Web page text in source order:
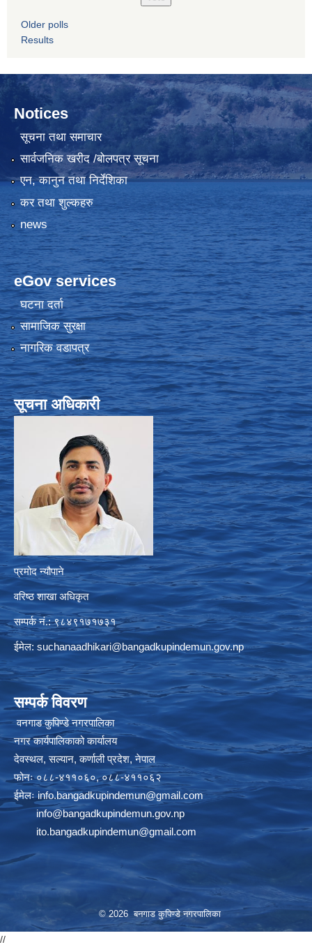
Older polls
Results
Notices
सूचना तथा समाचार
सार्वजनिक खरीद /बोलपत्र सूचना
एन, कानुन तथा निर्देशिका
कर तथा शुल्कहरु
news
eGov services
घटना दर्ता
सामाजिक सुरक्षा
नागरिक वडापत्र
सूचना अधिकारी
प्रमोद न्यौपाने
वरिष्ठ शाखा अधिकृत
सम्पर्क नं.: ९८४९१७१७३१
ईमेल: suchanaadhikari@bangadkupindemun.gov.np
सम्पर्क विवरण
वनगाड कुपिण्डे नगरपालिका
नगर कार्यपालिकाको कार्यालय
देवस्थल, सल्यान, कर्णाली प्रदेश, नेपाल
फोनः ०८८-४११०६०, ०८८-४११०६२
ईमेलःinfo.bangadkupindemun@gmail.com
info@bangadkupindemun.gov.np
ito.bangadkupindemun@gmail.com
© 2026 बनगाड कुपिण्डे नगरपालिका
//